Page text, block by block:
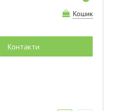
Кошик
Контакти